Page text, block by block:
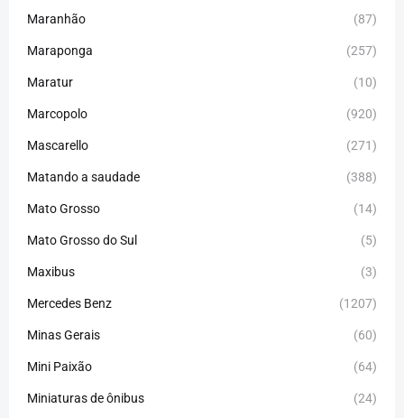
Maranhão (87)
Maraponga (257)
Maratur (10)
Marcopolo (920)
Mascarello (271)
Matando a saudade (388)
Mato Grosso (14)
Mato Grosso do Sul (5)
Maxibus (3)
Mercedes Benz (1207)
Minas Gerais (60)
Mini Paixão (64)
Miniaturas de ônibus (24)